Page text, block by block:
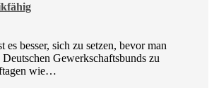
es besser, sich zu setzen, bevor man
Gewerkschaftsbunds zu
wie…